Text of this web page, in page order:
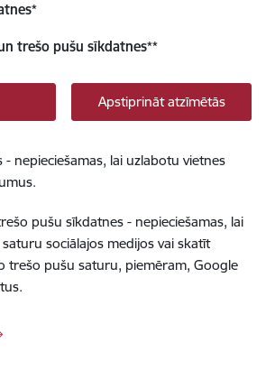
*
trešo pušu sīkdatnes**
Apstiprināt atzīmētās
- nepieciešamas, lai uzlabotu vietnes
pušu sīkdatnes - nepieciešamas, lai
sociālajos medijos vai skatīt
trešo pušu saturu, piemēram, Google